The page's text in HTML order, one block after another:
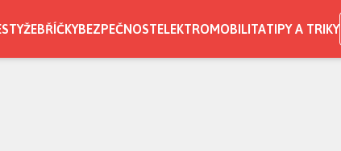
ŽEBŘÍČKYBEZPEČNOSTELEKTROMOBILITATIPY A TRIKY